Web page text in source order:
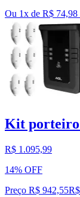
Ou 1x de R$ 74,98
Kit porteiro
R$ 1.095,99
14% OFF
Preço R$ 942,55R$